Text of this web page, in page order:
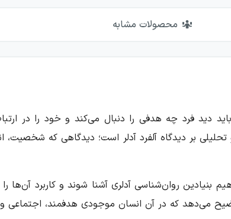
محصولات مشابه
دید فرد چه هدفی را دنبال می‌کند و خود را در
بر دیدگاه آلفرد آدلر است؛ دیدگاهی که شخصیت،
بنیادین روان‌شناسی آدلری آشنا شوند و کاربرد آن‌ها
توضیح می‌دهد که در آن انسان موجودی هدفمند،